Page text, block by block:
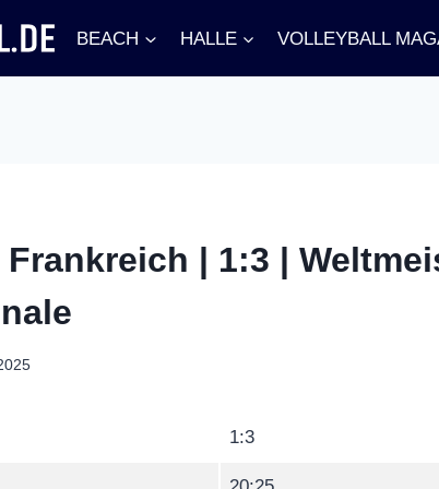
BEACH HALLE VOLLEYBALL
Frankreich | 1:3 |
1:3